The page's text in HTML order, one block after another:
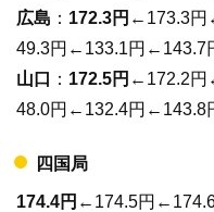
広島 ： 172.3円 ←173.3
49.3円←133.1円←143.7
山口
： 172.5円 ←172.2
48.0円←132.4円←143.8
四国局
174.4円 ←174.5円